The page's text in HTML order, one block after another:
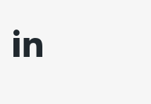
linkedin